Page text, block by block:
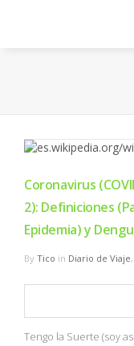
EuroLeague
FIBA
OTROS
Coronavirus
2): Definiciones
Epidemia) y
By Tico in Diario de Viaje,
Tengo la Suerte (soy